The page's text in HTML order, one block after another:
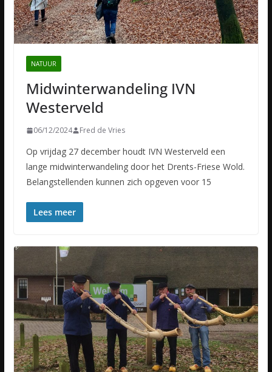
NATUUR
Midwinterwandeling IVN
Westerveld
06/12/2024 Fred de Vries
Op vrijdag 27 december houdt IVN Westerveld een
lange midwinterwandeling door het Drents-Friese Wold.
Belangstellenden kunnen zich opgeven voor 15
Lees meer